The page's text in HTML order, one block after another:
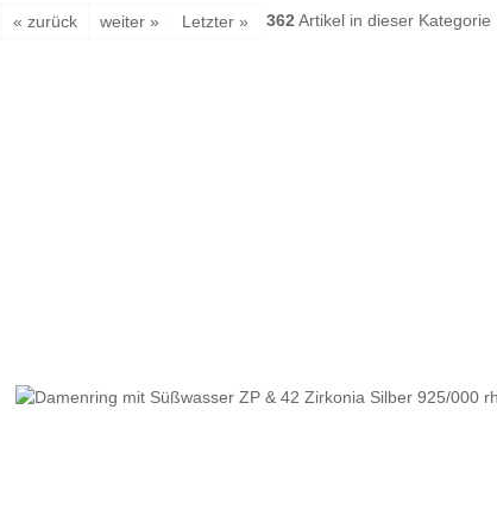
« zurück weiter » Letzter » 362 Artikel in dieser Kategorie